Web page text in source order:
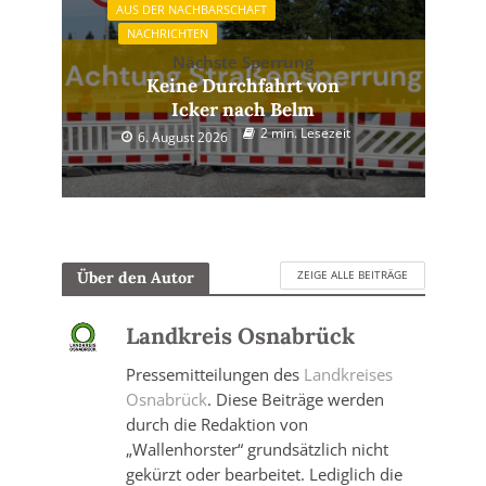
AUS DER NACHBARSCHAFT
NACHRICHTEN
Nächste Sperrung
Keine Durchfahrt von
Icker nach Belm
6. August 2026 2 min. Lesezeit
Über den Autor ZEIGE ALLE BEITRÄGE
Landkreis Osnabrück
Pressemitteilungen des Landkreises
Osnabrück. Diese Beiträge werden
durch die Redaktion von
„Wallenhorster“ grundsätzlich nicht
gekürzt oder bearbeitet. Lediglich die